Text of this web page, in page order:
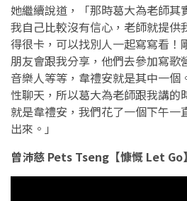
她繼續說道，「那時葛大為老師其
我自己比較沒有信心，老師就提供
得很卡，可以找別人一起寫寫看！
朋友會跟我分享，他們去參加寫歌
音樂人等等，韋禮安就是其中一個
性聊天，所以葛大為老師跟我講的
就是韋禮安，我們花了一個下午一
出來。」
曾沛慈 Pets Tseng【慷慨 Let Go】